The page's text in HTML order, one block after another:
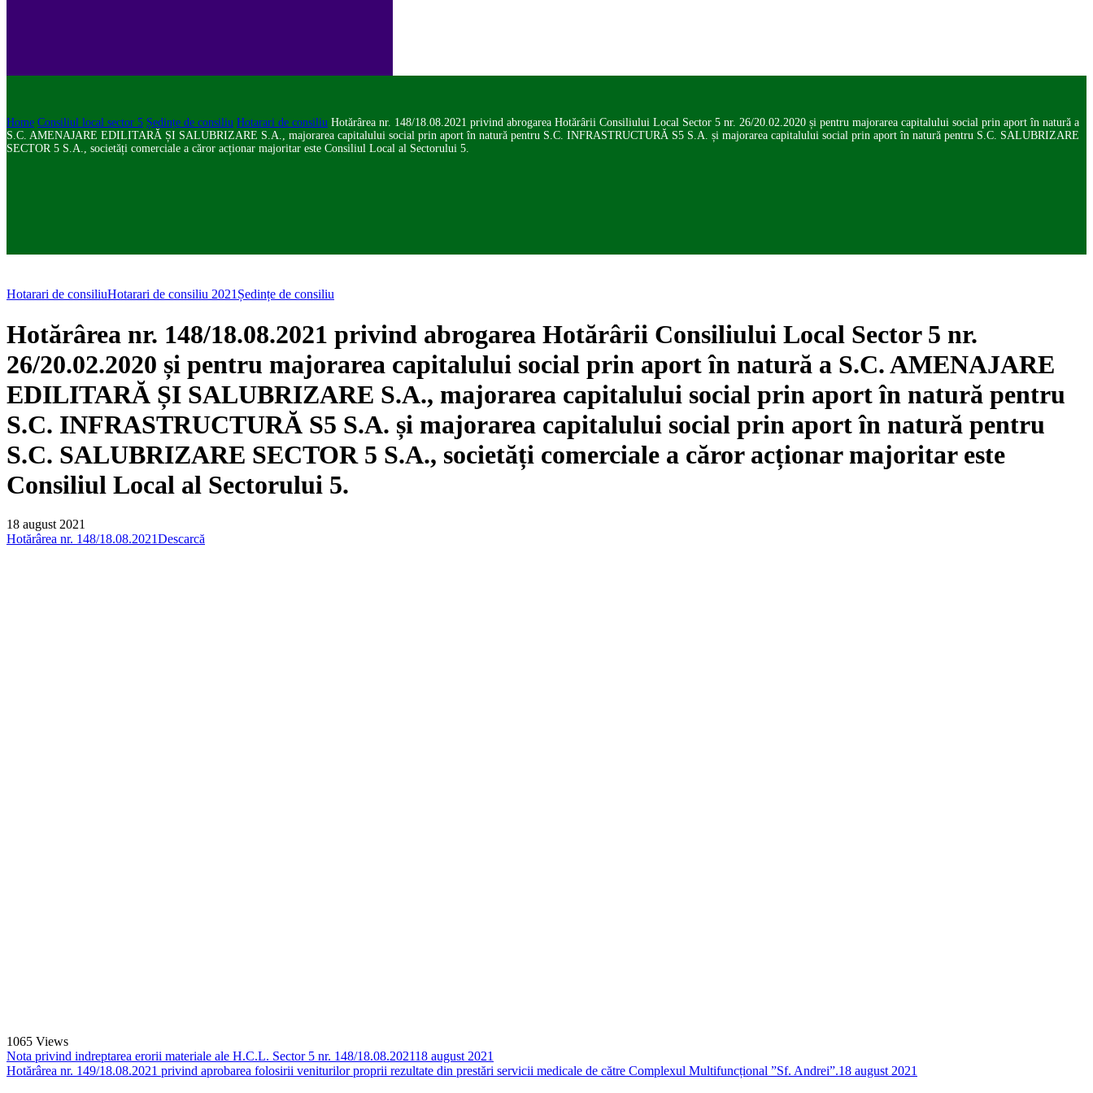
Home Consiliul local sector 5 Ședințe de consiliu Hotarari de consiliu Hotărârea nr. 148/18.08.2021 privind abrogarea Hotărârii Consiliului Local Sector 5 nr. 26/20.02.2020 și pentru majorarea capitalului social prin aport în natură a
S.C. AMENAJARE EDILITARĂ ȘI SALUBRIZARE S.A., majorarea capitalului social prin aport în natură pentru S.C. INFRASTRUCTURĂ S5 S.A. și majorarea capitalului social prin aport în natură pentru S.C. SALUBRIZARE
SECTOR 5 S.A., societăți comerciale a căror acționar majoritar este Consiliul Local al Sectorului 5.
Hotarari de consiliuHotarari de consiliu 2021 Ședințe de consiliu
Hotărârea nr. 148/18.08.2021 privind abrogarea Hotărârii Consiliului Local Sector 5 nr.
26/20.02.2020 și pentru majorarea capitalului social prin aport în natură a S.C. AMENAJARE
EDILITARĂ ȘI SALUBRIZARE S.A., majorarea capitalului social prin aport în natură pentru
S.C. INFRASTRUCTURĂ S5 S.A. și majorarea capitalului social prin aport în natură pentru
S.C. SALUBRIZARE SECTOR 5 S.A., societăți comerciale a căror acționar majoritar este
Consiliul Local al Sectorului 5.
18 august 2021
Hotărârea nr. 148/18.08.2021Descarcă
1065 Views
Nota privind indreptarea erorii materiale ale H.C.L. Sector 5 nr. 148/18.08.202118 august 2021
Hotărârea nr. 149/18.08.2021 privind aprobarea folosirii veniturilor proprii rezultate din prestări servicii medicale de către Complexul Multifuncțional ”Sf. Andrei”.18 august 2021